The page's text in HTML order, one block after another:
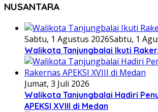
NUSANTARA
Sabtu, 1 Agustus 2026Sabtu, 1
Walikota Tanjungbalai Ikuti
Jumat, 3 Juli 2026
Walikota Tanjungbalai Hadiri
APEKSI XVIII di Medan